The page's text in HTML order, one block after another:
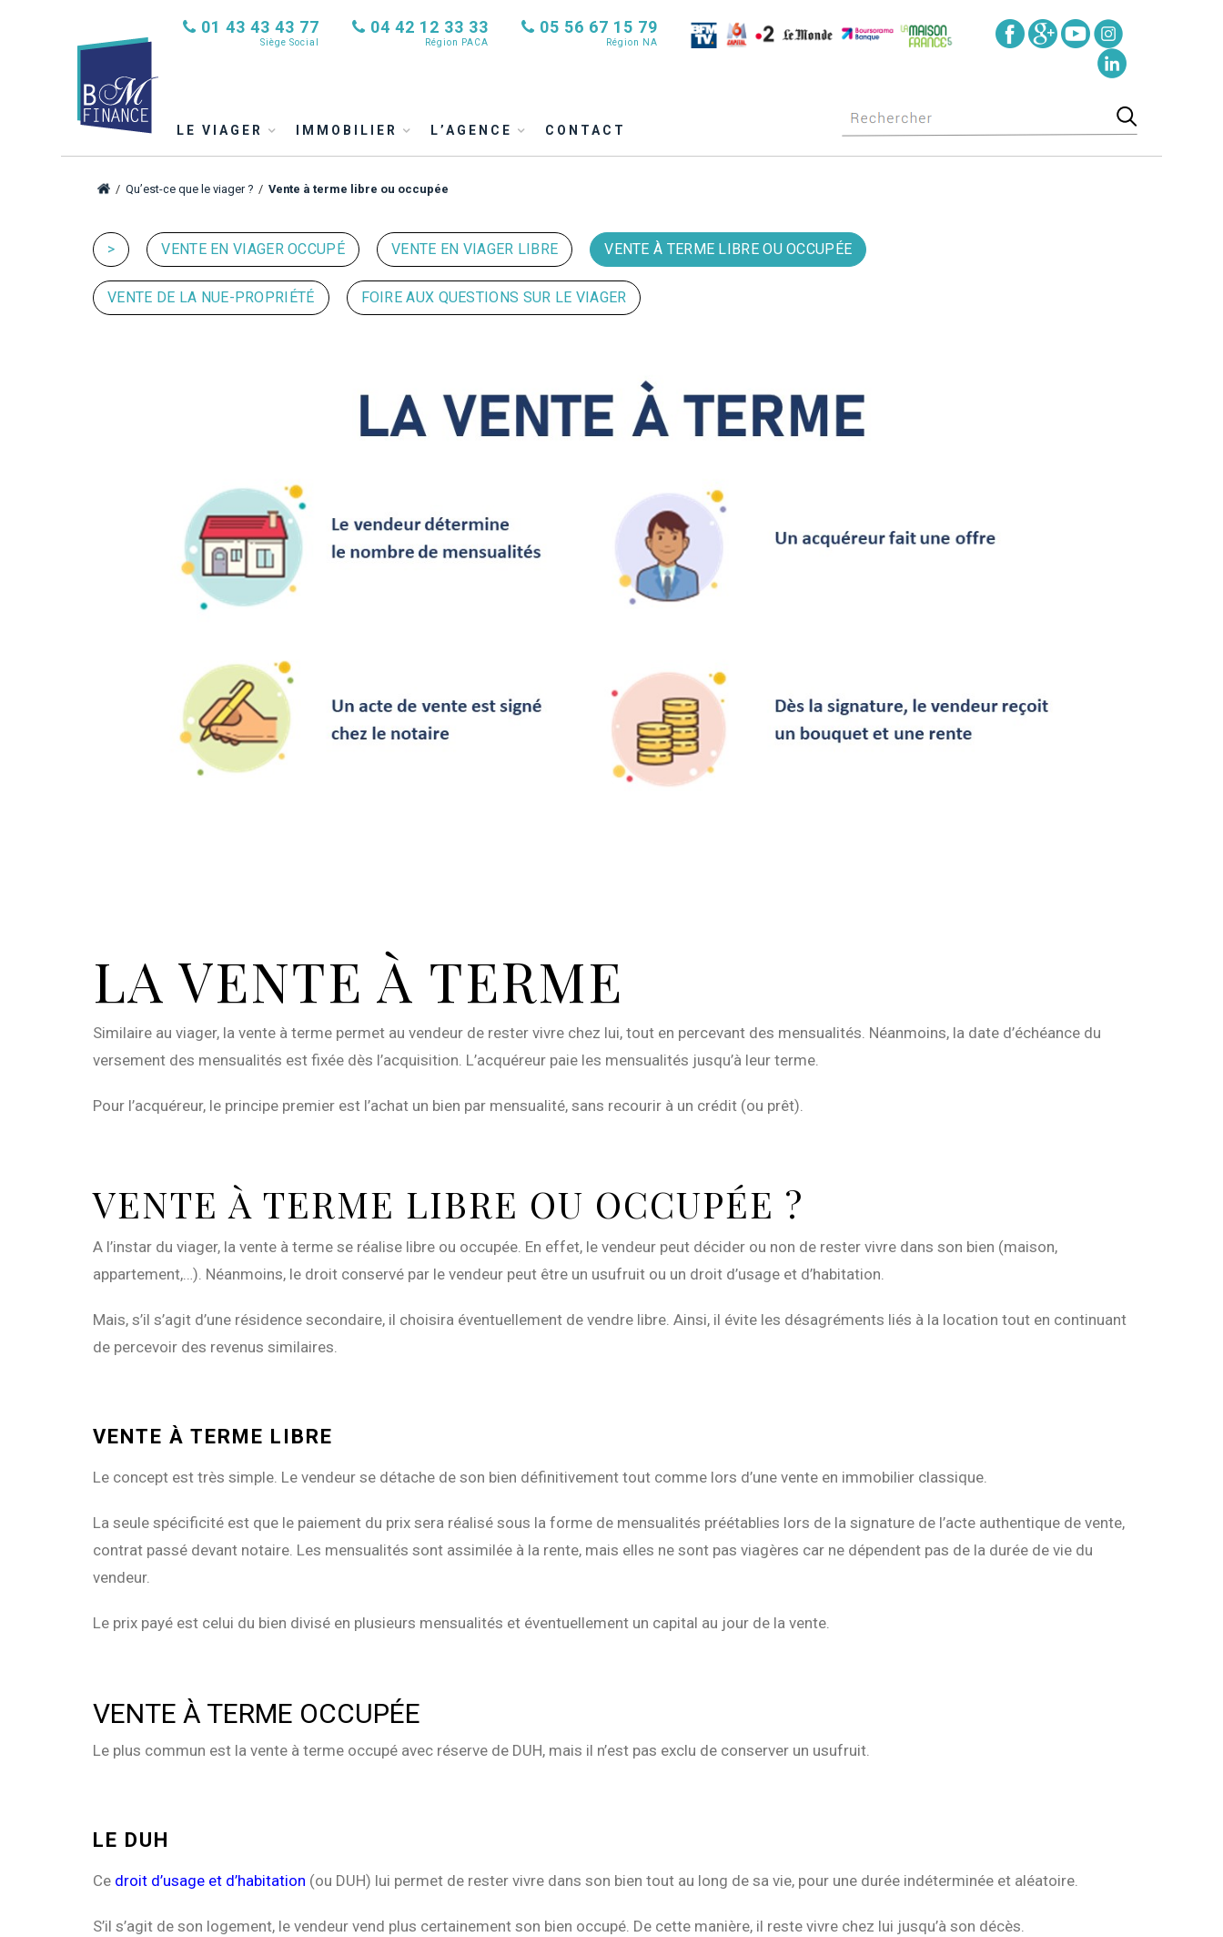
01 43 43 43 77
Siège Social
04 42 12 33 33
Région PACA
05 56 67 15 79
Région NA
LE VIAGER IMMOBILIER L’AGENCE CONTACT
/ Qu’est-ce que le viager ? / Vente à terme libre ou occupée
> VENTE EN VIAGER OCCUPÉ VENTE EN VIAGER LIBRE VENTE À TERME LIBRE OU OCCUPÉE
VENTE DE LA NUE-PROPRIÉTÉ FOIRE AUX QUESTIONS SUR LE VIAGER
LA VENTE À TERME
Similaire au viager, la vente à terme permet au vendeur de rester vivre chez lui, tout en percevant des mensualités. Néanmoins, la date d’échéance du
versement des mensualités est fixée dès l’acquisition. L’acquéreur paie les mensualités jusqu’à leur terme.
Pour l’acquéreur, le principe premier est l’achat un bien par mensualité, sans recourir à un crédit (ou prêt).
VENTE À TERME LIBRE OU OCCUPÉE ?
A l’instar du viager, la vente à terme se réalise libre ou occupée. En effet, le vendeur peut décider ou non de rester vivre dans son bien (maison,
appartement,…). Néanmoins, le droit conservé par le vendeur peut être un usufruit ou un droit d’usage et d’habitation.
Mais, s’il s’agit d’une résidence secondaire, il choisira éventuellement de vendre libre. Ainsi, il évite les désagréments liés à la location tout en continuant
de percevoir des revenus similaires.
VENTE À TERME LIBRE
Le concept est très simple. Le vendeur se détache de son bien définitivement tout comme lors d’une vente en immobilier classique.
La seule spécificité est que le paiement du prix sera réalisé sous la forme de mensualités préétablies lors de la signature de l’acte authentique de vente,
contrat passé devant notaire. Les mensualités sont assimilée à la rente, mais elles ne sont pas viagères car ne dépendent pas de la durée de vie du
vendeur.
Le prix payé est celui du bien divisé en plusieurs mensualités et éventuellement un capital au jour de la vente.
VENTE À TERME OCCUPÉE
Le plus commun est la vente à terme occupé avec réserve de DUH, mais il n’est pas exclu de conserver un usufruit.
LE DUH
Ce droit d’usage et d’habitation (ou DUH) lui permet de rester vivre dans son bien tout au long de sa vie, pour une durée indéterminée et aléatoire.
S’il s’agit de son logement, le vendeur vend plus certainement son bien occupé. De cette manière, il reste vivre chez lui jusqu’à son décès.